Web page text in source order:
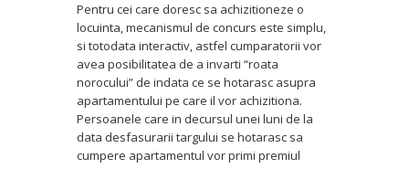
Pentru cei care doresc sa achizitioneze o
locuinta, mecanismul de concurs este simplu,
si totodata interactiv, astfel cumparatorii vor
avea posibilitatea de a invarti “roata
norocului” de indata ce se hotarasc asupra
apartamentului pe care il vor achizitiona.
Persoanele care in decursul unei luni de la
data desfasurarii targului se hotarasc sa
cumpere apartamentul vor primi premiul